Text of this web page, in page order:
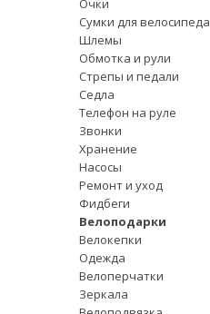
Очки
Сумки для велосипеда
Шлемы
Обмотка и рули
Стрепы и педали
Седла
Телефон на руле
Звонки
Хранение
Насосы
Ремонт и уход
Фидбеги
Велоподарки
Велокепки
Одежда
Велоперчатки
Зеркала